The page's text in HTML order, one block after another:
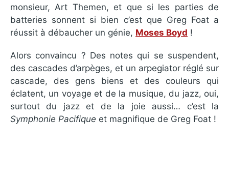
monsieur, Art Themen, et que si les parties de
batteries sonnent si bien c’est que Greg Foat a
réussit à débaucher un génie, Moses Boyd !
Alors convaincu ? Des notes qui se suspendent,
des cascades d’arpèges, et un arpegiator réglé sur
cascade, des gens biens et des couleurs qui
éclatent, un voyage et de la musique, du jazz, oui,
surtout du jazz et de la joie aussi… c’est la
Symphonie Pacifique et magnifique de Greg Foat !